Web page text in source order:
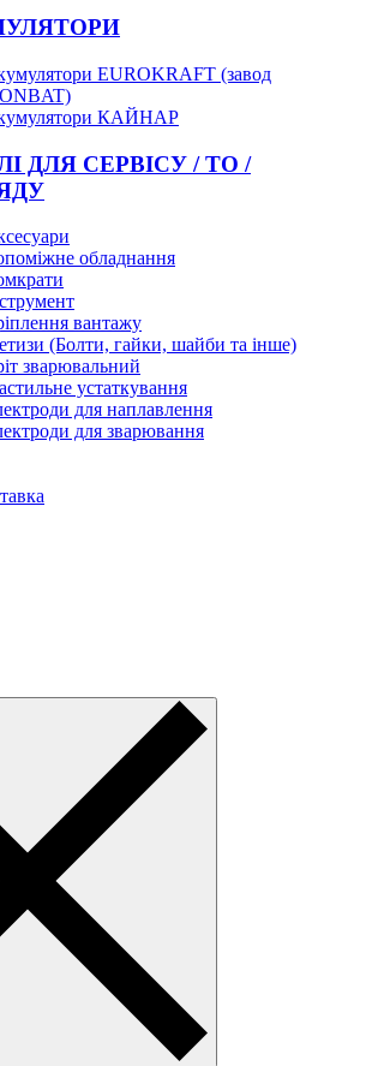
EUROKRAFT (завод
КАЙНАР
ДЛЯ СЕРВІСУ / ТО /
обладнання
вантажу
(Болти, гайки, шайби та інше)
зварювальний
устаткування
для наплавлення
для зварювання